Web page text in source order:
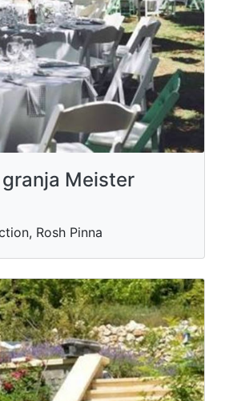
Meister
Rosh Pinna